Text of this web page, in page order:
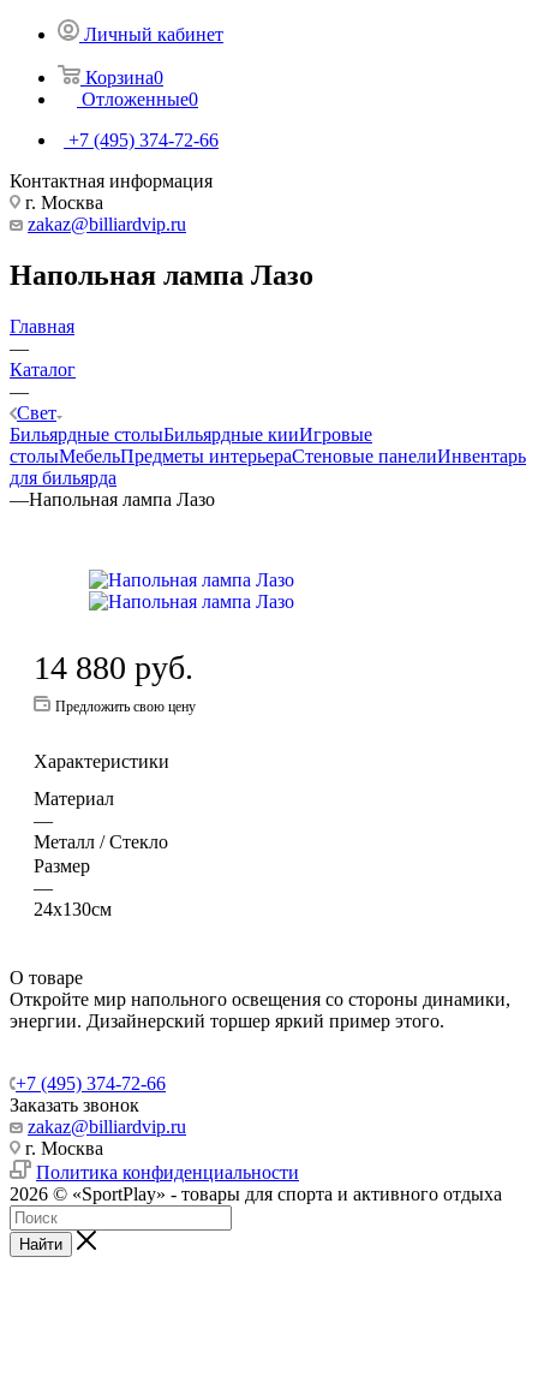
Личный кабинет
Корзина0
Отложенные0
+7 (495) 374-72-66
Контактная информация
г. Москва
zakaz@billiardvip.ru
Напольная лампа Лазо
Главная
—
Каталог
—
Свет
Бильярдные столыБильярдные кииИгровые
столыМебельПредметы интерьераСтеновые панелиИнвентарь
для бильярда
—Напольная лампа Лазо
14 880 руб.
Предложить свою цену
Характеристики
Материал
—
Металл / Стекло
Размер
—
24х130см
О товаре
Откройте мир напольного освещения со стороны динамики,
энергии. Дизайнерский торшер яркий пример этого.
+7 (495) 374-72-66
Заказать звонок
zakaz@billiardvip.ru
г. Москва
Политика конфиденциальности
2026 © «SportPlay» - товары для спорта и активного отдыха
Найти